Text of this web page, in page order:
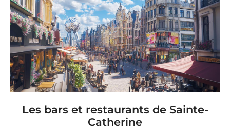
Les bars et restaurants de Sainte-
Catherine